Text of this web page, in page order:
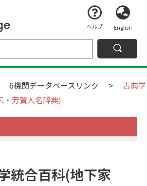
ヘルプ English
6機関データベースリンク
古典学
・芳賀人名辞典)
統合百科(地下家